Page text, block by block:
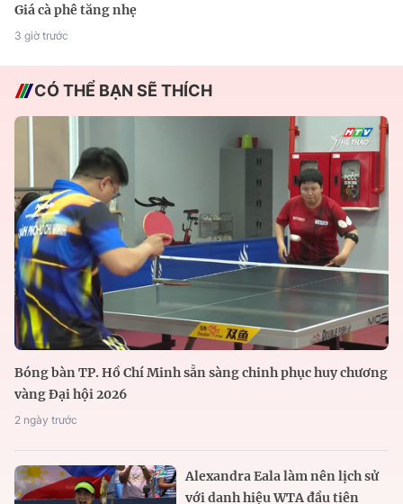
Giá cà phê tăng nhẹ
3 giờ trước
CÓ THỂ BẠN SẼ THÍCH
Bóng bàn TP. Hồ Chí Minh sẵn sàng chinh phục huy chương
vàng Đại hội 2026
2 ngày trước
Alexandra Eala làm nên lịch sử
với danh hiệu WTA đầu tiên